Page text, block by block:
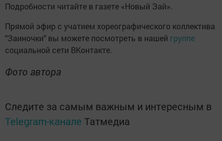
Подробности читайте в газете «Новый Зай».
Прямой эфир с учатием хореографического коллектива
"Заиночки" вы можете посмотреть в нашей группе
социальной сети ВКонтакте.
Фото автора
Следите за самым важным и интересным в
Telegram-канале Татмедиа